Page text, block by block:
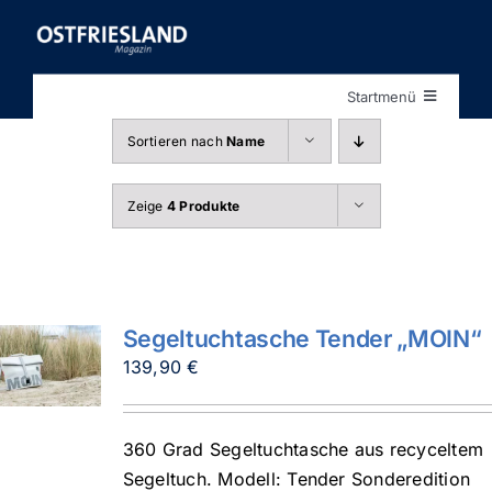
Inhalt
springen
Startmenü
Sortieren nachName
Zeige 4 Produkte
Segeltuchtasche Tender „MOIN“
139,90€
360 Grad Segeltuchtasche aus recyceltem
Segeltuch. Modell: Tender Sonderedition